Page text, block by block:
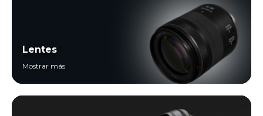
Lentes
Mostrar más